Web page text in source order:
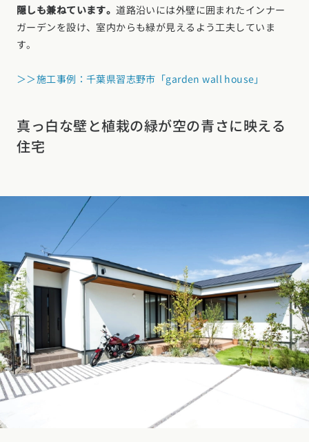
隠しも兼ねています。道路沿いには外壁に囲まれたインナー
ガーデンを設け、室内からも緑が見えるよう工夫していま
す。
＞＞施工事例：千葉県習志野市「garden wall house」
真っ白な壁と植栽の緑が空の青さに映える
住宅